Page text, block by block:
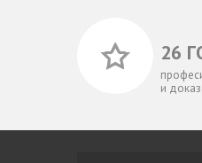
26
и